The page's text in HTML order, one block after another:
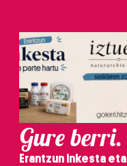
Gure berri.
Erantzun inkesta eta